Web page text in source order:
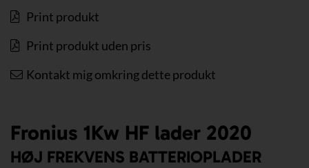
Print produkt
Print produkt uden pris
Kontakt mig omkring dette produkt
Fronius 1Kw HF lader 2020
HØJ FREKVENS BATTERIOPLADER